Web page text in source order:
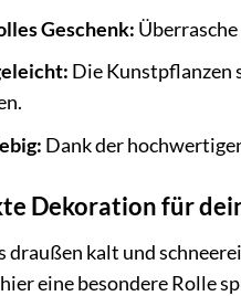
Geschenk:
Die Kunstpflanzen
Dank der
Dekoration für
draußen kalt und
eine besondere Rolle